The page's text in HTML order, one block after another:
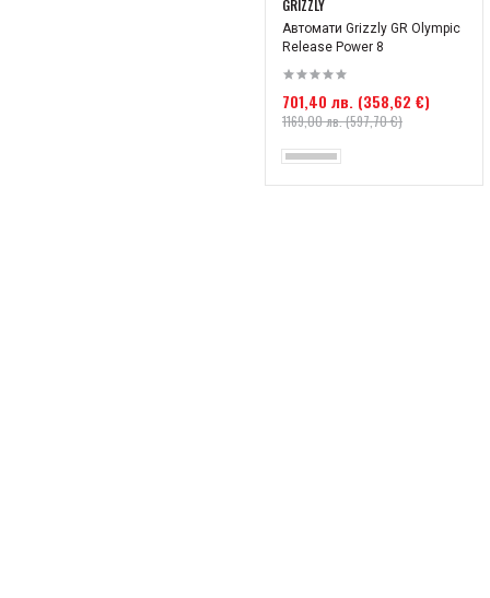
GRIZZLY
Автомати Grizzly GR Olympic
Release Power 8
701,40 лв. (358,62 €)
1169,00 лв. (597,70 €)